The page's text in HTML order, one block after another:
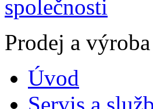
Prodej a
Úvod